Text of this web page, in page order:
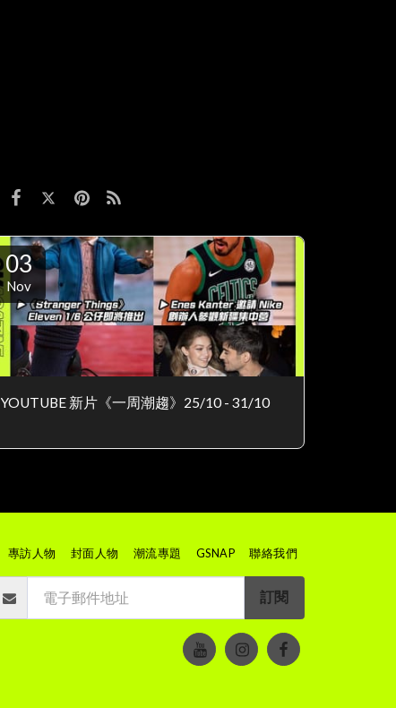
03
Nov
YOUTUBE 新片《一周潮趨》25/10 - 31/10
專訪人物 封面人物 潮流專題 GSNAP 聯絡我們
訂閱